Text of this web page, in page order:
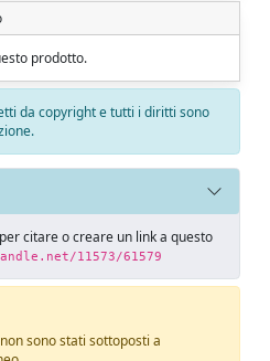
prodotto.
da copyright e tutti i diritti sono
citare o creare un link a questo
11573/61579
sono stati sottoposti a